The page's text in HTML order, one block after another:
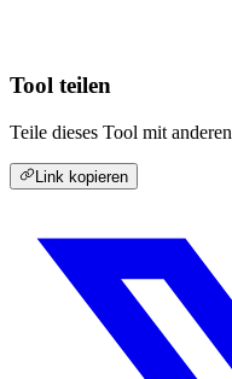
Tool teilen
Teile dieses Tool mit anderen
Link kopieren